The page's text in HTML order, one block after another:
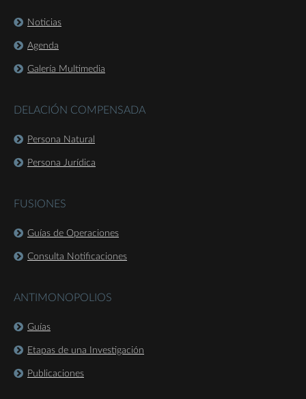
Noticias
Agenda
Galería Multimedia
DELACIÓN COMPENSADA
Persona Natural
Persona Jurídica
FUSIONES
Guías de Operaciones
Consulta Notificaciones
ANTIMONOPOLIOS
Guías
Etapas de una Investigación
Publicaciones